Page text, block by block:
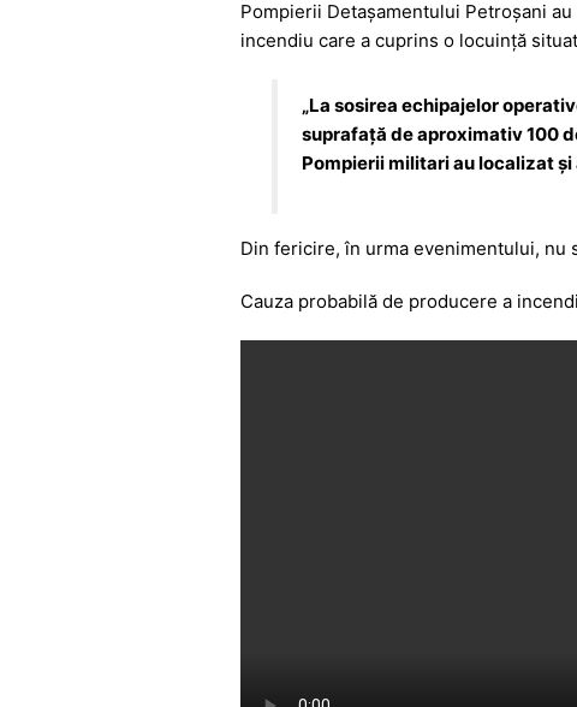
c
b
o
o
at
A
p
p
s
e
n
g
itt e
gr
a
m
s
a
g
e
Pompierii Detașamentului Petroșani
incendiu care a cuprins o locuință
„La sosirea echipajelor
suprafață de aproximativ 100
Pompierii militari au localizat
Din fericire, în urma evenimentului, nu
Cauza probabilă de producere a